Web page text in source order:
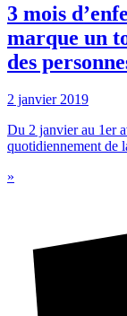
3 mois
marque un
des
2 janvier 2019
Du 2 janvier au 1er
quotidiennement de
»